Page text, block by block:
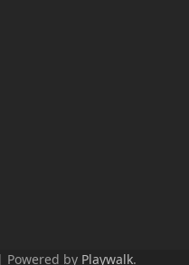
Powered by Playwalk.